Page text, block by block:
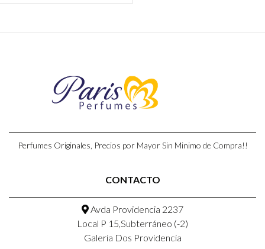
Perfumes Originales, Precios por Mayor Sin Minimo de Compra!!
CONTACTO
Avda Providencia 2237
Local P 15,Subterráneo (-2)
Galeria Dos Providencia